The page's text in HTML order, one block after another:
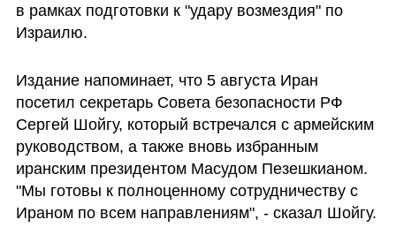
в рамках подготовки к "удару возмездия" по
Израилю.
Издание напоминает, что 5 августа Иран
посетил секретарь Совета безопасности РФ
Сергей Шойгу, который встречался с армейским
руководством, а также вновь избранным
иранским президентом Масудом Пезешкианом.
"Мы готовы к полноценному сотрудничеству с
Ираном по всем направлениям", - сказал Шойгу.